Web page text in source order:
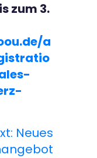
zum 3.
a
Neues